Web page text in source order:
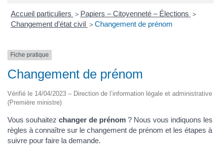
Accueil particuliers > Papiers – Citoyenneté – Élections >
Changement d’état civil > Changement de prénom
Fiche pratique
Changement de prénom
Vérifié le 14/04/2023 – Direction de l’information légale et administrative
(Première ministre)
Vous souhaitez changer de prénom ? Nous vous indiquons les
règles à connaître sur le changement de prénom et les étapes à
suivre pour faire la demande.